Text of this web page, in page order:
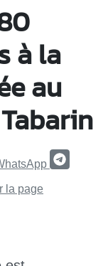
à la
au
la page